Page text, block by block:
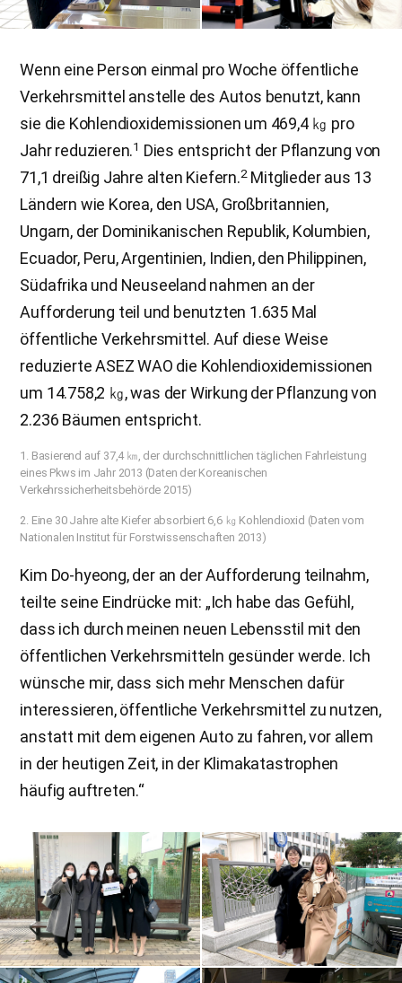
Wenn eine Person einmal pro Woche öffentliche
Verkehrsmittel anstelle des Autos benutzt, kann
sie die Kohlendioxidemissionen um 469,4 ㎏ pro
Jahr reduzieren.1 Dies entspricht der Pflanzung von
71,1 dreißig Jahre alten Kiefern.2Mitglieder aus 13
Ländern wie Korea, den USA, Großbritannien,
Ungarn, der Dominikanischen Republik, Kolumbien,
Ecuador, Peru, Argentinien, Indien, den Philippinen,
Südafrika und Neuseeland nahmen an der
Aufforderung teil und benutzten 1.635 Mal
öffentliche Verkehrsmittel. Auf diese Weise
reduzierte ASEZ WAO die Kohlendioxidemissionen
um 14.758,2 ㎏, was der Wirkung der Pflanzung von
2.236 Bäumen entspricht.
1. Basierend auf 37,4 ㎞, der durchschnittlichen täglichen Fahrleistung
eines Pkws im Jahr 2013 (Daten der Koreanischen
Verkehrssicherheitsbehörde 2015)
2. Eine 30 Jahre alte Kiefer absorbiert 6,6 ㎏ Kohlendioxid (Daten vom
Nationalen Institut für Forstwissenschaften 2013)
Kim Do-hyeong, der an der Aufforderung teilnahm,
teilte seine Eindrücke mit: „Ich habe das Gefühl,
dass ich durch meinen neuen Lebensstil mit den
öffentlichen Verkehrsmitteln gesünder werde. Ich
wünsche mir, dass sich mehr Menschen dafür
interessieren, öffentliche Verkehrsmittel zu nutzen,
anstatt mit dem eigenen Auto zu fahren, vor allem
in der heutigen Zeit, in der Klimakatastrophen
häufig auftreten.“